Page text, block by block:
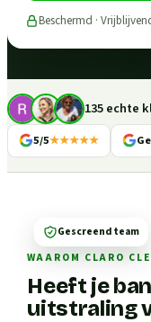
Beschermd ·
135 echte
5/5★★★★★
WAAROM CLARO
Heeft je
uitstraling
Gescreend team